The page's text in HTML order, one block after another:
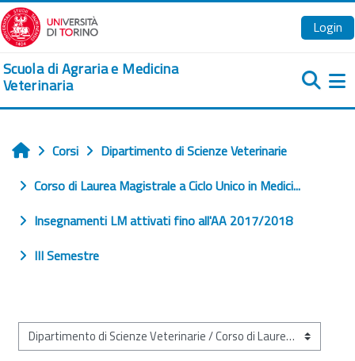
Vai al contenuto principale
Login
Scuola di Agraria e Medicina
Veterinaria
Home
Corsi
Dipartimento di Scienze Veterinarie
Corso di Laurea Magistrale a Ciclo Unico in Medici...
Insegnamenti LM attivati fino all'AA 2017/2018
III Semestre
Categorie di corso